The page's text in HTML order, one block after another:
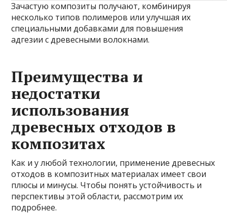
Зачастую композиты получают, комбинируя
несколько типов полимеров или улучшая их
специальными добавками для повышения
адгезии с древесными волокнами.
Преимущества и
недостатки
использования
древесных отходов в
композитах
Как и у любой технологии, применение древесных
отходов в композитных материалах имеет свои
плюсы и минусы. Чтобы понять устойчивость и
перспективы этой области, рассмотрим их
подробнее.